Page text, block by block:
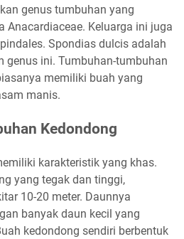
genus tumbuhan yang
Anacardiaceae. Keluarga ini juga
Spondias dulcis adalah
genus ini. Tumbuhan-tumbuhan
memiliki buah yang
manis.
Kedondong
karakteristik yang khas.
yang tegak dan tinggi,
10-20 meter. Daunnya
banyak daun kecil yang
kedondong sendiri berbentuk